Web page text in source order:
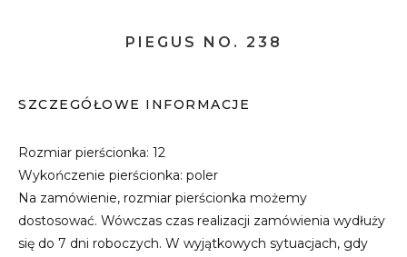
PIEGUS NO. 238
SZCZEGÓŁOWE INFORMACJE
Rozmiar pierścionka: 12
Wykończenie pierścionka: poler
Na zamówienie, rozmiar pierścionka możemy
dostosować. Wówczas czas realizacji zamówienia wydłuży
się do 7 dni roboczych. W wyjątkowych sytuacjach, gdy